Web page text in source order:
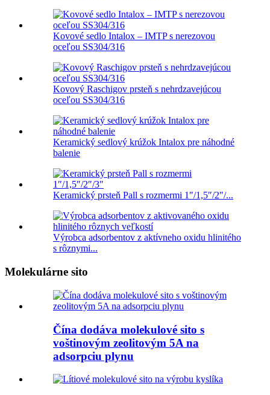
Kovové sedlo Intalox – IMTP s nerezovou
oceľou SS304/316
Kovový Raschigov prsteň s nehrdzavejúcou
oceľou SS304/316
Keramický sedlový krúžok Intalox pre náhodné
balenie
Keramický prsteň Pall s rozmermi 1″/1,5″/2″/...
Výrobca adsorbentov z aktívneho oxidu hlinitého
s rôznymi...
Molekulárne sito
Čína dodáva molekulové sito s
voštinovým zeolitovým 5A na
adsorpciu plynu